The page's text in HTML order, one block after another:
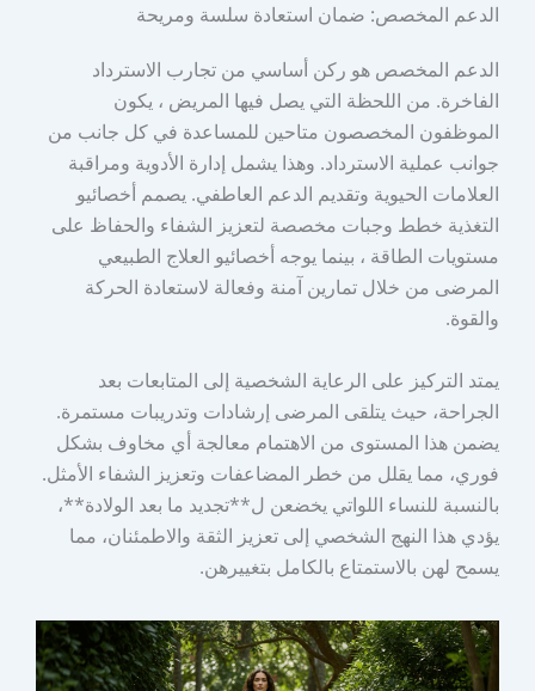
الدعم المخصص: ضمان استعادة سلسة ومريحة
الدعم المخصص هو ركن أساسي من تجارب الاسترداد
الفاخرة. من اللحظة التي يصل فيها المريض ، يكون
الموظفون المخصصون متاحين للمساعدة في كل جانب من
جوانب عملية الاسترداد. وهذا يشمل إدارة الأدوية ومراقبة
العلامات الحيوية وتقديم الدعم العاطفي. يصمم أخصائيو
التغذية خطط وجبات مخصصة لتعزيز الشفاء والحفاظ على
مستويات الطاقة ، بينما يوجه أخصائيو العلاج الطبيعي
المرضى من خلال تمارين آمنة وفعالة لاستعادة الحركة
والقوة.
يمتد التركيز على الرعاية الشخصية إلى المتابعات بعد
الجراحة، حيث يتلقى المرضى إرشادات وتدريبات مستمرة.
يضمن هذا المستوى من الاهتمام معالجة أي مخاوف بشكل
فوري، مما يقلل من خطر المضاعفات وتعزيز الشفاء الأمثل.
بالنسبة للنساء اللواتي يخضعن ل**تجديد ما بعد الولادة**،
يؤدي هذا النهج الشخصي إلى تعزيز الثقة والاطمئنان، مما
يسمح لهن بالاستمتاع بالكامل بتغييرهن.